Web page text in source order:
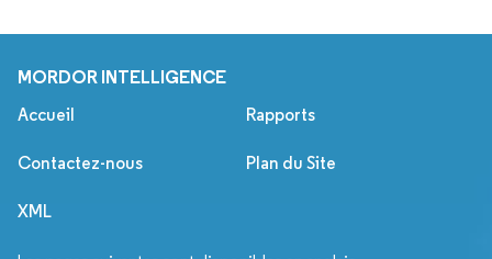
MORDOR INTELLIGENCE
Accueil Rapports
Contactez-nous Plan du Site
XML